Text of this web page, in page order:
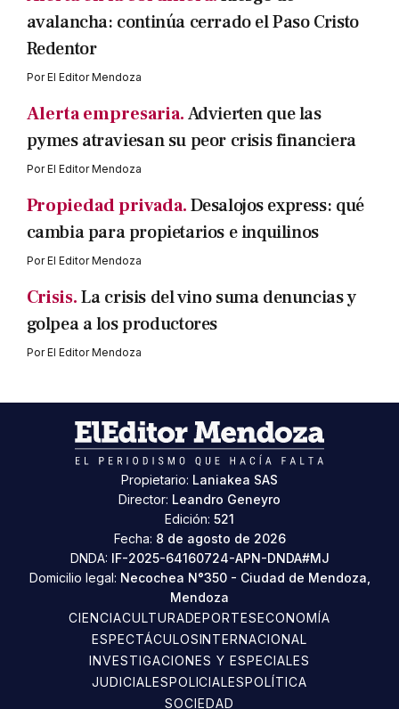
avalancha: continúa cerrado el Paso Cristo
Redentor
PorEl Editor Mendoza
Alerta empresaria.Advierten que las
pymes atraviesan su peor crisis financiera
PorEl Editor Mendoza
Propiedad privada.Desalojos express: qué
cambia para propietarios e inquilinos
PorEl Editor Mendoza
Crisis.La crisis del vino suma denuncias y
golpea a los productores
PorEl Editor Mendoza
Propietario: Laniakea SAS
Director: Leandro Geneyro
Edición: 521
Fecha: 8 de agosto de 2026
DNDA: IF-2025-64160724-APN-DNDA#MJ
Domicilio legal: Necochea N°350 - Ciudad de Mendoza,
Mendoza
CIENCIACULTURADEPORTESECONOMÍA
ESPECTÁCULOSINTERNACIONAL
INVESTIGACIONES Y ESPECIALES
JUDICIALESPOLICIALESPOLÍTICA
SOCIEDAD